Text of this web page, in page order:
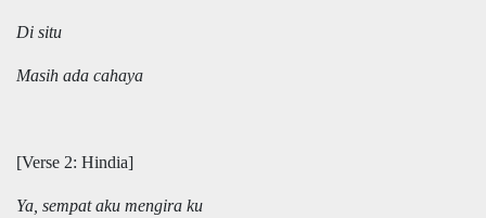
Di situ
Masih ada cahaya
[Verse 2: Hindia]
Ya, sempat aku mengira ku